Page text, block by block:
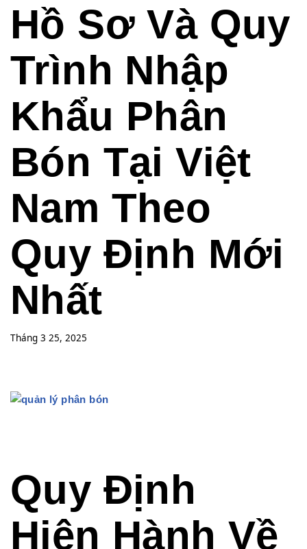
Hồ Sơ Và Quy
Trình Nhập
Khẩu Phân
Bón Tại Việt
Nam Theo
Quy Định Mới
Nhất
Tháng 3 25, 2025
Quy Định
Hiện Hành Về